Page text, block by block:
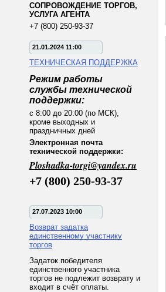
СОПРОВОЖДЕНИЕ ТОРГОВ,
УСЛУГА АГЕНТА
+7 (800) 250-93-37
21.01.2024 11:00
ТЕХНИЧЕСКАЯ ПОДДЕРЖКА
Режим работы
службы технической
поддержки:
с 8:00 до 20:00 (по МСК),
кроме выходных и
праздничных дней
Электронная почта
технической поддержки:
Ploshadka-torgi@yandex.ru
+7 (800) 250-93-37
27.07.2023 10:00
Возврат задатка
единственному участнику
торгов
Задаток победителя
единственного участника
торгов не подлежит возврату и
входит в счёт оплаты.